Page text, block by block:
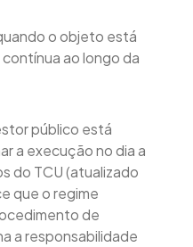
o objeto está
ao longo da
público está
a execução no dia a
do TCU (atualizado
que o regime
de
a responsabilidade